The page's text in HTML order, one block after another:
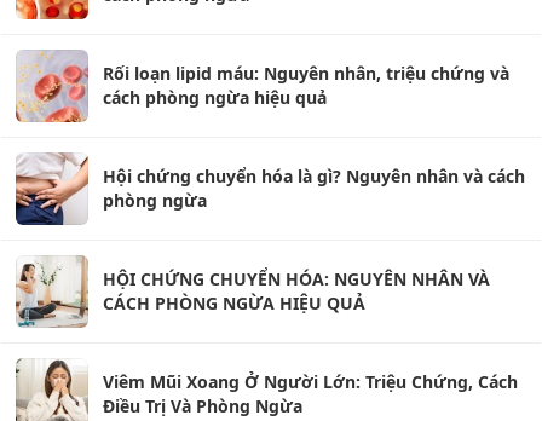
Rối loạn lipid máu: Nguyên nhân, triệu chứng và
cách phòng ngừa hiệu quả
Hội chứng chuyển hóa là gì? Nguyên nhân và cách
phòng ngừa
HỘI CHỨNG CHUYỂN HÓA: NGUYÊN NHÂN VÀ
CÁCH PHÒNG NGỪA HIỆU QUẢ
Viêm Mũi Xoang Ở Người Lớn: Triệu Chứng, Cách
Điều Trị Và Phòng Ngừa